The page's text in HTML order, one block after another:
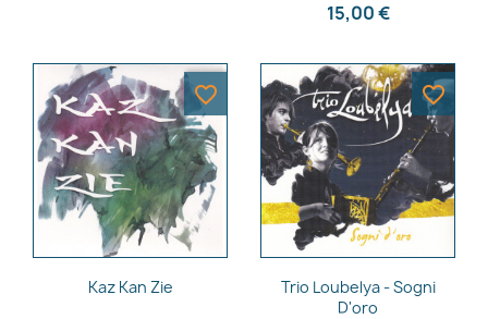
15,00 €
Aperçu rapide
Kaz Kan Zie
favorite_border
 Aperçu rapide
Trio Loubelya - Sogni
D'oro
favorite_border